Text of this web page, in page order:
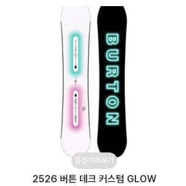
옵션 미리보기
2526 버튼 데크 커스텀 GLOW